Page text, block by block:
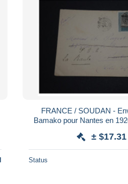
FRANCE / SOUDAN - Enveloppe de
Bamako pour Nantes en
± $17.31
Status